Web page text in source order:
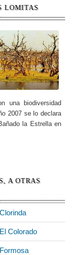
LOMITAS
una biodiversidad
2007 se lo declara
la Estrella en
A OTRAS
Clorinda
El Colorado
Formosa